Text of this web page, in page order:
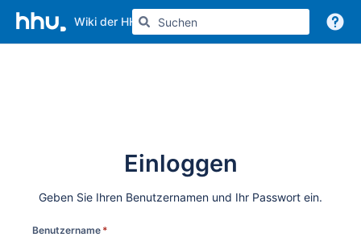
Wiki der HHU Weitere Informationen
Einloggen
Geben Sie Ihren Benutzernamen und Ihr Passwort ein.
Benutzername *